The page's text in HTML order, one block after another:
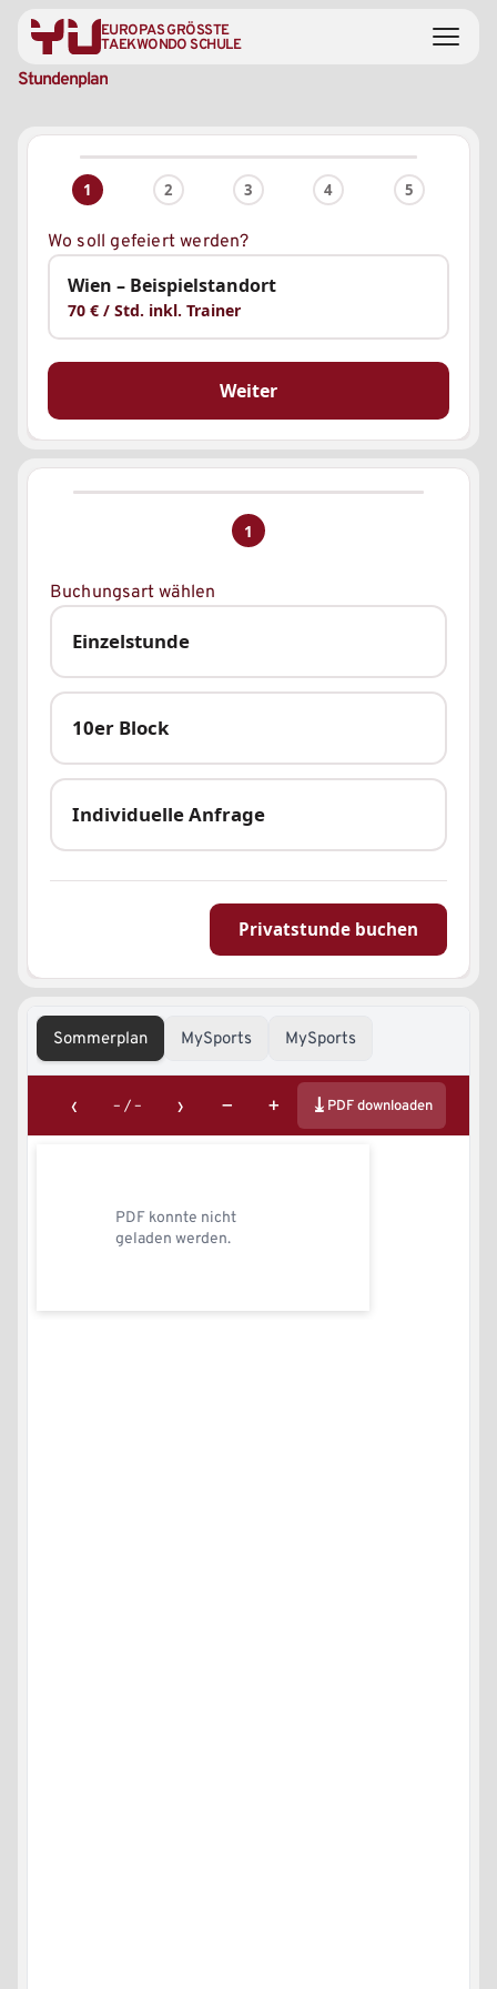
EUROPAS GRÖSSTE
TAEKWONDO SCHULE
Stundenplan
1 2 3 4 5
Wo soll gefeiert werden?
Wien – Beispielstandort
70 € / Std. inkl. Trainer
Weiter
1
Buchungsart wählen
Einzelstunde
10er Block
Individuelle Anfrage
Privatstunde buchen
Sommerplan MySports MySports
‹ – / – › − + ⤓ PDF downloaden
PDF konnte nicht
geladen werden.